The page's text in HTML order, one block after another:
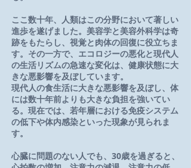
ここ数十年、人類はこの分野において著しい
進歩を遂げました。美容学と美容外科学は奇
跡をもたらし、視覚と肉体の回復に役立ちま
す。その一方で、エコロジーの悪化と現代人
の生活リズムの急速な変化は、健康状態に大
きな悪影響を及ぼしています。
現代人の食生活に大きな悪影響を及ぼし、体
には数十年前よりも大きな負担を強いてい
る。現在では、若年層における免疫システム
の低下や体内感染といった現象が見られま
す。
心臓に問題のない人でも、30歳を過ぎると、